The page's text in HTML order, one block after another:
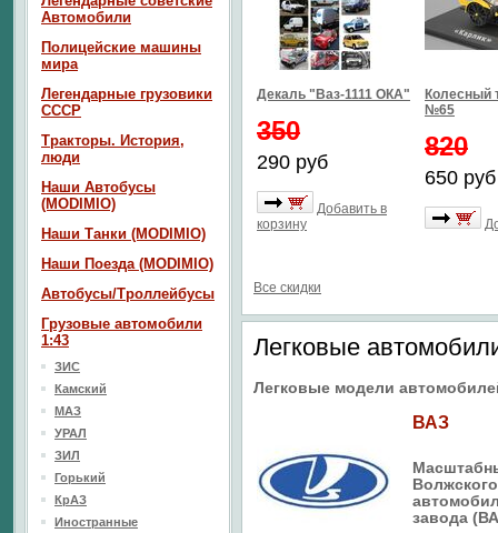
Декаль "Ваз-1111 ОКА"
350
290 руб
Добавить в
корзину
Колесный
№65
820
650 руб
Все скидки
Легковые
Легковые модели
ВАЗ
Волжского
завода
Автомобили
Полицейские машины
мира
Легендарные грузовики
СССР
Тракторы. История,
люди
Наши Автобусы
(MODIMIO)
Наши Танки (MODIMIO)
Наши Поезда (MODIMIO)
Автобусы/Троллейбусы
Грузовые автомобили
1:43
ЗИС
Камский
МАЗ
УРАЛ
ЗИЛ
Горький
КрАЗ
Иностранные